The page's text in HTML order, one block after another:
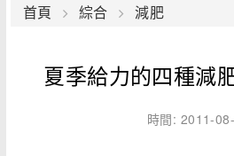
男性
首頁 綜合 減肥
夏季給力的四種減
時間: 2011-